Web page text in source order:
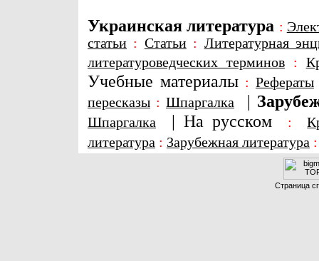
Украинская литература :
статьи : Статьи: Литературная
литературоведческих терминов:
Учебные материалы : Рефераты
пересказы : Шпаргалка |
Шпаргалка | На русском :
литература : Зарубежная литература
Страница